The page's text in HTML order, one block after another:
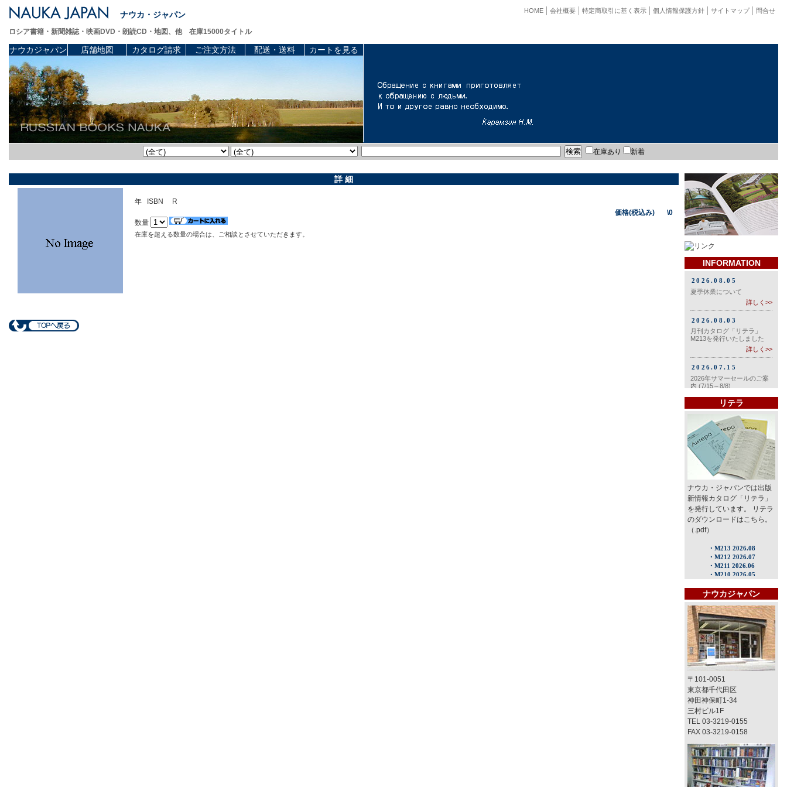
ナウカ・ジャパン 問合せ
サイトマップ
個人情報保護方針
特定商取引に基く表示
会社概要
HOME
ロシア書籍・新聞雑誌・映画DVD・朗読CD・地図、他 在庫15000タイトル
ナウカジャパン 店舗地図 カタログ請求 ご注文方法 配送・送料 カートを見る
在庫あり 新着
詳 細
年 ISBN R
価格(税込み) \0
数量
在庫を超える数量の場合は、ご相談とさせていただきます。
INFORMATION
リテラ
ナウカ・ジャパンでは出版
新情報カタログ「リテラ」
を発行しています。 リテラ
のダウンロードはこちら。
（.pdf）
ナウカジャパン
〒101-0051
東京都千代田区
神田神保町1-34
三村ビル1F
TEL 03-3219-0155
FAX 03-3219-0158